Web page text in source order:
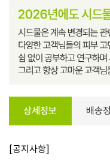
상세정보 배송
[공지사항]